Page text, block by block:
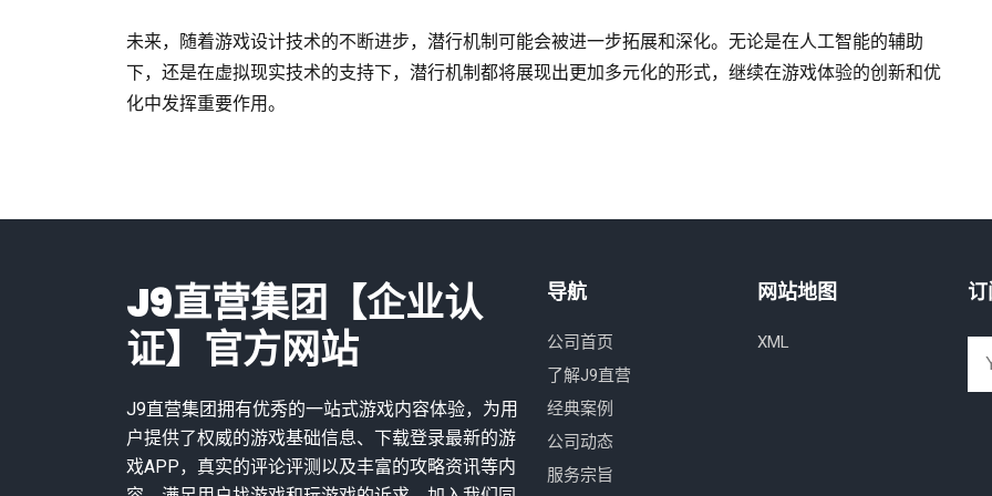
未来，随着游戏设计技术的不断进步，潜行机制可能会被进一步拓展和深化。无论是在人工智能的辅助
下，还是在虚拟现实技术的支持下，潜行机制都将展现出更加多元化的形式，继续在游戏体验的创新和优
化中发挥重要作用。
J9直营集团【企业认
证】官方网站
J9直营集团拥有优秀的一站式游戏内容体验，为用
户提供了权威的游戏基础信息、下载登录最新的游
戏APP，真实的评论评测以及丰富的攻略资讯等内
导航
公司首页
了解J9直营
经典案例
公司动态
服务宗旨
网站地图
XML